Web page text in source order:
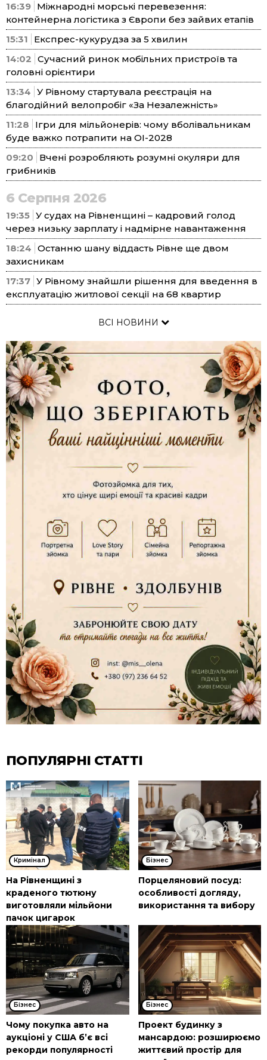
16:39 Міжнародні морські перевезення:
контейнерна логістика з Європи без зайвих етапів
15:31
Експрес-кукурудза за 5 хвилин
14:02 Сучасний ринок мобільних пристроїв та
головні орієнтири
13:34 У Рівному стартувала реєстрація на
благодійний велопробіг «За Незалежність»
11:28
Ігри для мільйонерів: чому вболівальникам
буде важко потрапити на ОІ-2028
09:20
Вчені розробляють розумні окуляри для
грибників
6 Серпня 2026
19:35 У судах на Рівненщині – кадровий голод
через низьку зарплату і надмірне навантаження
18:24 Останню шану віддасть Рівне ще двом
захисникам
17:37 У Рівному знайшли рішення для введення в
експлуатацію житлової секції на 68 квартир
ВСІ НОВИНИ
ПОПУЛЯРНІ СТАТТІ
Кримінал
На Рівненщині з
краденого тютюну
виготовляли мільйони
пачок цигарок
Бізнес
Порцеляновий посуд:
особливості догляду,
використання та вибору
Бізнес
Чому покупка авто на
аукціоні у США б’є всі
рекорди популярності
Бізнес
Проект будинку з
мансардою: розширюємо
життєвий простір для